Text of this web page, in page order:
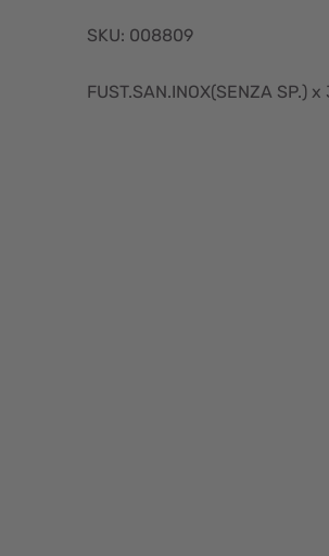
SKU: 008809